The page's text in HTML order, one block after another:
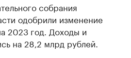
собрания
одобрили изменение
2023 год. Доходы и
на 28,2 млрд рублей.